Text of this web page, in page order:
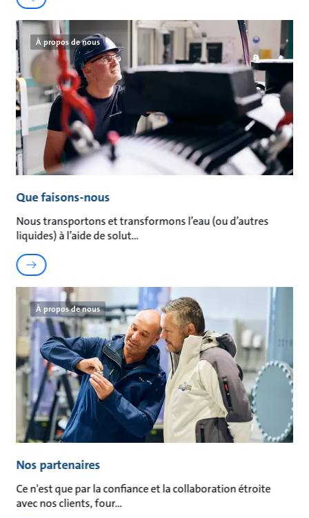
À propos de nous
Que faisons-nous
Nous transportons et transformons l’eau (ou d’autres
liquides) à l’aide de solut
À propos de nous
Nos partenaires
Ce n'est que par la confiance et la collaboration étroite
avec nos clients, four